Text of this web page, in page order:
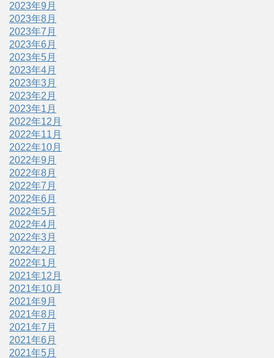
2023年9月
2023年8月
2023年7月
2023年6月
2023年5月
2023年4月
2023年3月
2023年2月
2023年1月
2022年12月
2022年11月
2022年10月
2022年9月
2022年8月
2022年7月
2022年6月
2022年5月
2022年4月
2022年3月
2022年2月
2022年1月
2021年12月
2021年10月
2021年9月
2021年8月
2021年7月
2021年6月
2021年5月